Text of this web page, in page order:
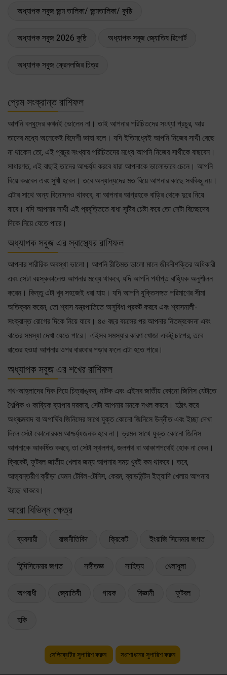
অধ্যাপক সবুজ জন্ম তালিকা/ জন্মতালিকা/ কুষ্ঠি
অধ্যাপক সবুজ 2026 কুষ্ঠি অধ্যাপক সবুজ জ্যোতিষ রিপোর্ট
অধ্যাপক সবুজ ফ্রেনলজির চিত্র
প্রেম সংক্রান্ত রাশিফল
আপনি বন্ধুদের কখনই ভোলেন না। তাই আপনার পরিচিতদের সংখ্যা প্রচুর, আর
তাদের মধ্যে অনেকেই বিদেশী ভাষা বলে। যদি ইতিমধ্যেই আপনি নিজের সাথী বেছে
না থাকেন তো, এই প্রচুর সংখ্যার পরিচিতদের মধ্যে আপনি নিজের সাথীকে বাছবেন।
সাধারণত, এই বাছাই তাদের আশ্চর্য্য করবে যারা আপনাকে ভালোভাবে চেনে। আপনি
বিয়ে করবেন এবং সুখী হবেন। তবে অন্যান্যদের মত বিয়ে আপনার কাছে সবকিছু নয়।
এটার সাথে অন্য বিনোদনও থাকবে, যা আপনার আগ্রহকে বাড়ির থেকে দুরে নিয়ে
যাবে। যদি আপনার সাথী এই প্রবৃত্তিতে বাধা সৃষ্টির চেষ্টা করে তো সেটা বিচ্ছেদের
দিকে নিয়ে যেতে পারে।
অধ্যাপক সবুজ এর স্বাস্থ্যের রাশিফল
আপনার শারীরিক অবস্থা ভালো। আপনি রীতিমত ভালো মানে জীবনীশক্তির অধিকারী
এবং সেটা বয়স্ককালেও আপনার মধ্যে থাকবে, যদি আপনি পর্যাপ্ত বাহ্যিক অনুশীলন
করেন। কিন্তু এটা খুব সহজেই ধরা যায়। যদি আপনি যুক্তিসঙ্গত পরিমাণের সীমা
অতিক্রম করেন, তো শ্বাস যন্ত্রপাতিতে অসুবিধা প্রকট করবে এবং শ্বাসনালী-
সংক্রান্ত রোগের দিকে নিয়ে যাবে। ৪৫ বছর বয়সের পর আপনার নিতম্ববেদনা এবং
বাতের সমস্যা দেখা যেতে পারে। এইসব সমস্যার কারণ খোজা একটু চাপের, তবে
রাতের হওয়া আপনার ওপর বারংবার পড়ার ফলে এটা হতে পারে।
অধ্যাপক সবুজ এর শখের রাশিফল
শখ-আহ্লাদের দিক দিয়ে চিত্রাঙ্কন, নাটক এবং এইসব জাতীয় কোনো জিনিস যেটাতে
শৈল্পিক ও কাব্যিক ব্যাপার দরকার, সেটা আপনার মনকে দখল করবে। হঠাৎ করে
অধ্যাত্মবাদ বা অপার্থিব জিনিসের সাথে যুক্ত কোনো জিনিসে উন্নীত এবং ইচ্ছা দেখা
দিলে সেটা কোনোরকম আশ্চর্য্যজনক হবে না। ভ্রমন সাথে যুক্ত কোনো জিনিস
আপনাকে আকর্ষিত করবে, তা সেটা স্থলপথ, জলপথ বা আকাশপথেই হোক না কেন।
ক্রিকেট, ফুটবল জাতীয় খেলার জন্য আপনার সময় খুবই কম থাকবে। তবে,
আভ্যন্তরীণ ক্রীড়া যেমন টেবিল-টেনিস, কেরম, ব্যাডমিন্টন ইত্যাদি খেলায় আপনার
ইচ্ছে থাকবে।
আরো বিভিন্ন ক্ষেত্র
ব্যবসায়ী রাজনীতিবিদ ক্রিকেট ইংরাজি সিনেমার জগত
হিন্দিসিনেমার জগত সঙ্গীতজ্ঞ সাহিত্য খেলাধুলা
অপরাধী জ্যোতিষী গায়ক বিজ্ঞানী ফুটবল
হকি
সেলিব্রেটির সুপারিশ করুন সংশোধনের সুপারিশ করুন